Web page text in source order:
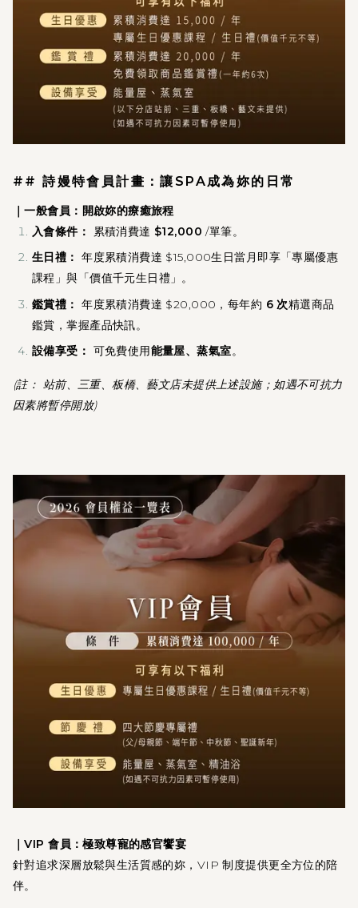
## 詩嫚特會員計畫：讓SPA成為妳的日常
｜一般會員：開啟妳的療癒旅程
入會條件：
累積消費達 $12,000 /單筆。
生日禮： 年度累積消費達 $15,000生日當月即享「專屬優惠
課程」與「價值千元生日禮」。
鑑賞禮： 年度累積消費達 $20,000，每年約 6 次精選商品
鑑賞，掌握產品快訊。
設備享受： 可免費使用能量屋、蒸氣室。
(註： 站前、三重、板橋、藝文店未提供上述設施；如遇不可抗力
因素將暫停開放)
｜VIP 會員：極致尊寵的感官饗宴
針對追求深層放鬆與生活質感的妳，VIP 制度提供更全方位的陪
伴。